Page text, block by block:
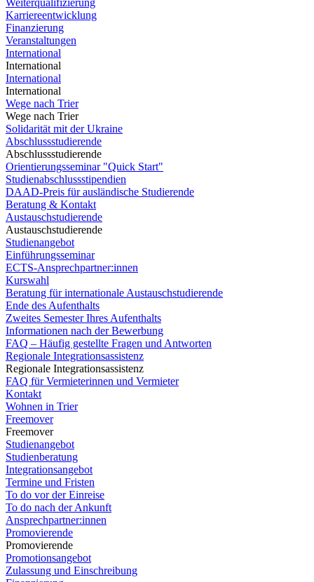
Weiterqualifizierung
Karriereentwicklung
Finanzierung
Veranstaltungen
International
International
International
International
Wege nach Trier
Wege nach Trier
Solidarität mit der Ukraine
Abschlussstudierende
Abschlussstudierende
Orientierungsseminar "Quick Start"
Studienabschlussstipendien
DAAD-Preis für ausländische Studierende
Beratung & Kontakt
Austauschstudierende
Austauschstudierende
Studienangebot
Einführungsseminar
ECTS-Ansprechpartner:innen
Kurswahl
Beratung für internationale Austauschstudierende
Ende des Aufenthalts
Zweites Semester Ihres Aufenthalts
Informationen nach der Bewerbung
FAQ – Häufig gestellte Fragen und Antworten
Regionale Integrationsassistenz
Regionale Integrationsassistenz
FAQ für Vermieterinnen und Vermieter
Kontakt
Wohnen in Trier
Freemover
Freemover
Studienangebot
Studienberatung
Integrationsangebot
Termine und Fristen
To do vor der Einreise
To do nach der Ankunft
Ansprechpartner:innen
Promovierende
Promovierende
Promotionsangebot
Zulassung und Einschreibung